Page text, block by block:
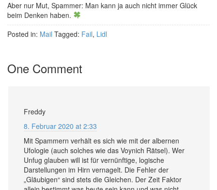
Aber nur Mut, Spammer: Man kann ja auch nicht immer Glück
beim Denken haben.
Posted in: Mail Tagged: Fail, Lidl
One Comment
Freddy
8. Februar 2020 at 2:33
Mit Spammern verhält es sich wie mit der albernen
Ufologie (auch solches wie das Voynich Rätsel). Wer
Unfug glauben will ist für vernünftige, logische
Darstellungen im Hirn vernagelt. Die Fehler der
„Gläubigen“ sind stets die Gleichen. Der Zeit Faktor